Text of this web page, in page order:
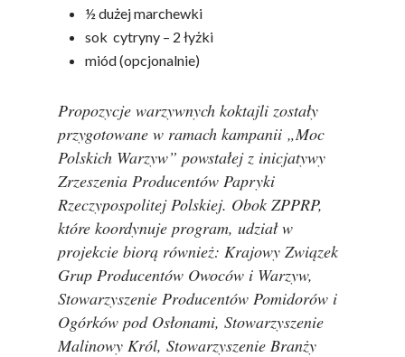
½ dużej marchewki
sok cytryny – 2 łyżki
miód (opcjonalnie)
Propozycje warzywnych koktajli zostały
przygotowane w ramach kampanii „Moc
Polskich Warzyw” powstałej z inicjatywy
Zrzeszenia Producentów Papryki
Rzeczypospolitej Polskiej. Obok ZPPRP,
które koordynuje program, udział w
projekcie biorą również: Krajowy Związek
Grup Producentów Owoców i Warzyw,
Stowarzyszenie Producentów Pomidorów i
Ogórków pod Osłonami, Stowarzyszenie
Malinowy Król, Stowarzyszenie Branży